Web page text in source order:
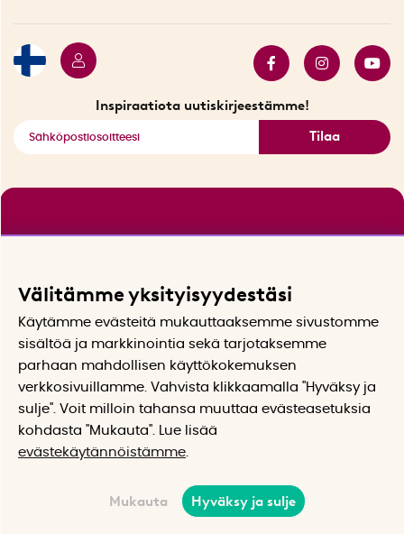
Inspiraatiota uutiskirjeestämme!
Tilaa
Välitämme yksityisyydestäsi
Käytämme evästeitä mukauttaaksemme sivustomme
sisältöä ja markkinointia sekä tarjotaksemme
parhaan mahdollisen käyttökokemuksen
verkkosivuillamme. Vahvista klikkaamalla "Hyväksy ja
sulje". Voit milloin tahansa muuttaa evästeasetuksia
kohdasta "Mukauta". Lue lisää
evästekäytännöistämme
Mukauta Hyväksy ja sulje